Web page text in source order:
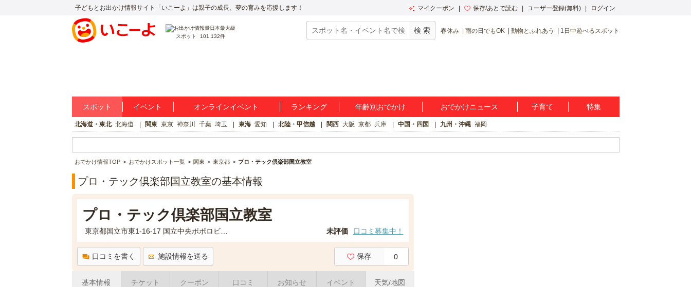
子どもとお出かけ情報サイト「いこーよ」は親子の成長、夢の育みを応援します！ マイクーポン 保存/あとで読む ユーザー登録(無料) ログイン
スポット 101,132件
春休み 雨の日でもOK 動物とふれあう 1日中遊べるスポット
スポット イベント オンラインイベント ランキング 年齢別おでかけ おでかけニュース 子育て 特集
北海道・東北 北海道 関東 東京 神奈川 千葉 埼玉 東海 愛知 北陸・甲信越 関西 大阪 京都 兵庫 中国・四国 九州・沖縄 福岡
おでかけ情報TOP おでかけスポット一覧 関東 東京都 プロ・テック倶楽部国立教室
プロ・テック倶楽部国立教室の基本情報
プロ・テック倶楽部国立教室
東京都国立市東1-16-17 国立中央ポポロビル南館B1F(サイエンス倶楽部内) 未評価 口コミ募集中！
口コミを書く 施設情報を送る 保存 0
基本情報 チケット クーポン 口コミ お知らせ イベント 天気/地図